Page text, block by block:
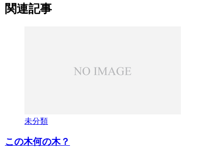
関連記事
未分類
この木何の木？